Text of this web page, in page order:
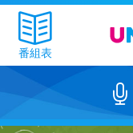
番組表